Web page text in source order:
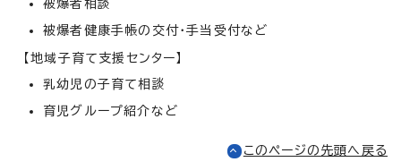
被爆者相談
被爆者健康手帳の交付・手当受付など
【地域子育て支援センター】
乳幼児の子育て相談
育児グループ紹介など
このページの先頭へ戻る